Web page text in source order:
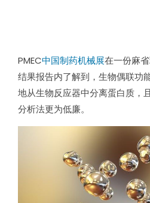
PMEC中国制药机械展在一份麻
结果报告内了解到，生物偶联功
地从生物反应器中分离蛋白质，
分析法更为低廉。